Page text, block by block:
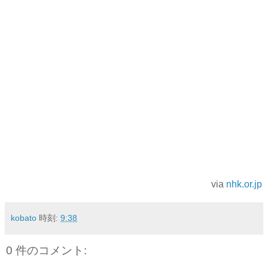
via nhk.or.jp
kobato 時刻: 9:38
0 件のコメント: